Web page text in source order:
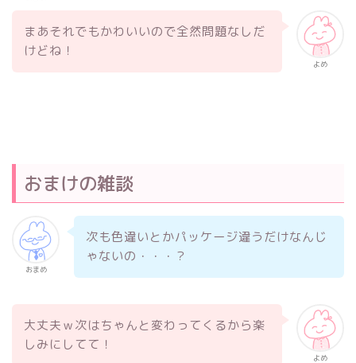
よめ
まあそれでもかわいいので全然問題なしだ
けどね！
おまけの雑談
おまめ
次も色違いとかパッケージ違うだけなんじ
ゃないの・・・？
よめ
大丈夫ｗ次はちゃんと変わってくるから楽
しみにしてて！